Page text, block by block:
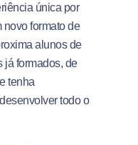
única por
novo formato de
alunos de
já formados, de
tenha
todo o